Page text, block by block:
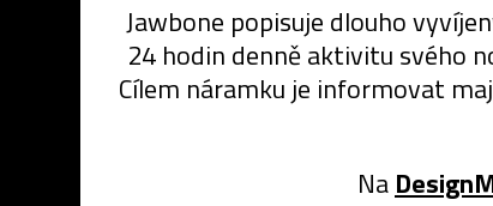
Jawbone popisuje dlouho
24 hodin denně aktivitu svého
Cílem náramku je informovat
Na